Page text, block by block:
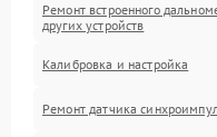
Ремонт встроенного
других устройств
Калибровка и настройка
Ремонт датчика